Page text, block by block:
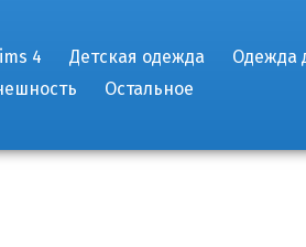
4 Детская одежда
Одежда
Остальное